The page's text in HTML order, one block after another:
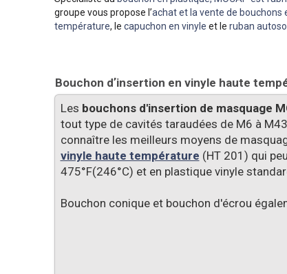
groupe vous propose l’achat et la vente de bouchons
température, le capuchon en vinyle et le ruban
Bouchon dʼinsertion en vinyle haute
Les bouchons d'insertion de masquage
tout type de cavités taraudées de M6 à
connaître les meilleurs moyens de
vinyle haute température (HT 201) qui
475°F(246°C) et en plastique vinyle
Bouchon conique et bouchon d'écrou